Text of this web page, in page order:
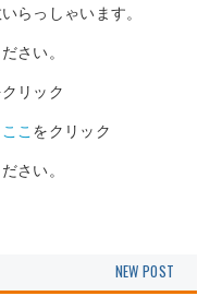
らっしゃいます。
さい。
クリック
ここ をクリック
さい。